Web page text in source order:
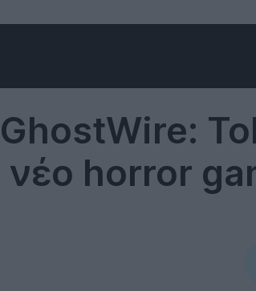
GhostWire:
νέο horror